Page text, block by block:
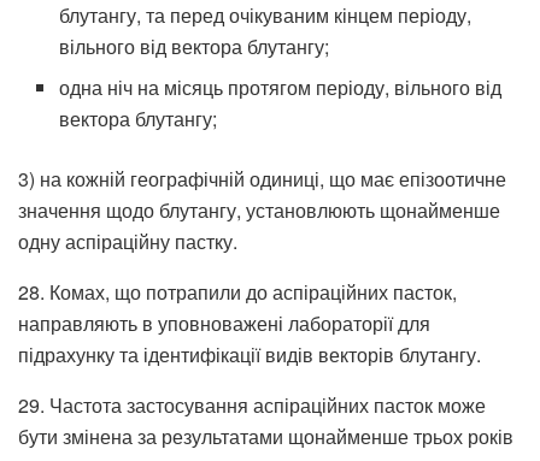
блутангу, та перед очікуваним кінцем періоду,
вільного від вектора блутангу;
одна ніч на місяць протягом періоду, вільного від
вектора блутангу;
3) на кожній географічній одиниці, що має епізоотичне
значення щодо блутангу, установлюють щонайменше
одну аспіраційну пастку.
28. Комах, що потрапили до аспіраційних пасток,
направляють в уповноважені лабораторії для
підрахунку та ідентифікації видів векторів блутангу.
29. Частота застосування аспіраційних пасток може
бути змінена за результатами щонайменше трьох років